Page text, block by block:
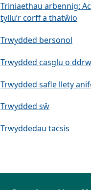
Triniaethau arbennig:
tyllu’r corff a thatŵio
Trwydded bersonol
Trwydded casglu o
Trwydded safle llety
Trwydded sŵ
Trwyddedau tacsis